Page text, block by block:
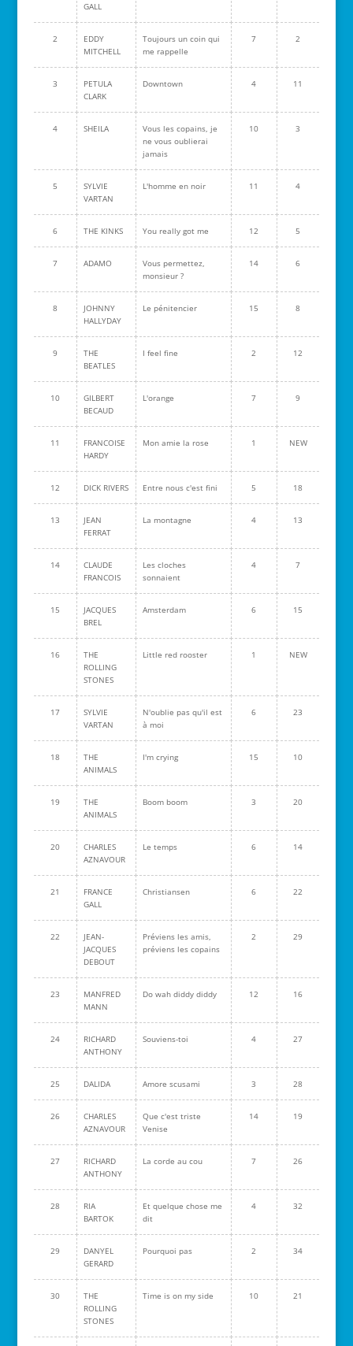
GALL
2
EDDY
MITCHELL
Toujours un coin qui
me rappelle
7 2
3
PETULA
CLARK
Downtown 4 11
4 SHEILA
Vous les copains, je
ne vous oublierai
jamais
10 3
5
SYLVIE
VARTAN
L'homme en noir 11 4
6 THE KINKS You really got me 12 5
7 ADAMO
Vous permettez,
monsieur ?
14 6
8
JOHNNY
HALLYDAY
Le pénitencier 15 8
9
THE
BEATLES
I feel fine 2 12
10
GILBERT
BECAUD
L'orange 7 9
11
FRANCOISE
HARDY
Mon amie la rose 1 NEW
12 DICK RIVERS Entre nous c'est fini 5 18
13
JEAN
FERRAT
La montagne 4 13
14
CLAUDE
FRANCOIS
Les cloches
sonnaient
4 7
15
JACQUES
BREL
Amsterdam 6 15
16
THE
ROLLING
STONES
Little red rooster 1 NEW
17
SYLVIE
VARTAN
N'oublie pas qu'il est
à moi
6 23
18
THE
ANIMALS
I'm crying 15 10
19
THE
ANIMALS
Boom boom 3 20
20
CHARLES
AZNAVOUR
Le temps 6 14
21
FRANCE
GALL
Christiansen 6 22
22
JEAN-
JACQUES
DEBOUT
Préviens les amis,
préviens les copains
2 29
23
MANFRED
MANN
Do wah diddy diddy 12 16
24
RICHARD
ANTHONY
Souviens-toi 4 27
25 DALIDA Amore scusami 3 28
26
CHARLES
AZNAVOUR
Que c'est triste
Venise
14 19
27
RICHARD
ANTHONY
La corde au cou 7 26
28
RIA
BARTOK
Et quelque chose me
dit
4 32
29
DANYEL
GERARD
Pourquoi pas 2 34
30
THE
ROLLING
STONES
Time is on my side 10 21